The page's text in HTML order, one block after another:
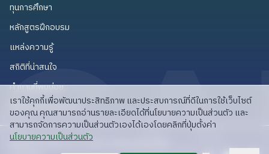
ทุนการศึกษา
หลักสูตรฝึกอบรม
แหล่งความรู้แหล่งความรู้
สถิติที่น่าสนใจ
คำถามที่พบบ่อยคำถามที่พบบ่อย
API สำหรับนักพัฒนาAPI สำหรับนักพัฒนา
ลิขสิทธิ์ © 2025 สวก: สำนักงานพัฒนาการวิจัย
เราใช้คุกกี้เพื่อพัฒนาประสิทธิภาพ และประสบการณ์ที่ดีในการใช้เว็บไซต์
ของคุณ คุณสามารถอ่านรายละเอียดได้ที่นโยบายความเป็นส่วนตัว และ
สามารถจัดการความเป็นส่วนตัวเองได้เองโดยคลิกที่ปุ่มตั้งค่า
read privacy policy
นโยบายความเป็นส่วนตัว